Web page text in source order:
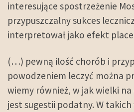
interesujące spostrzeżenie
przypuszczalny sukces
interpretował jako efekt
(…) pewną ilość chorób i
powodzeniem leczyć można
wiemy również, w jak wielki na
jest sugestii podatny. W